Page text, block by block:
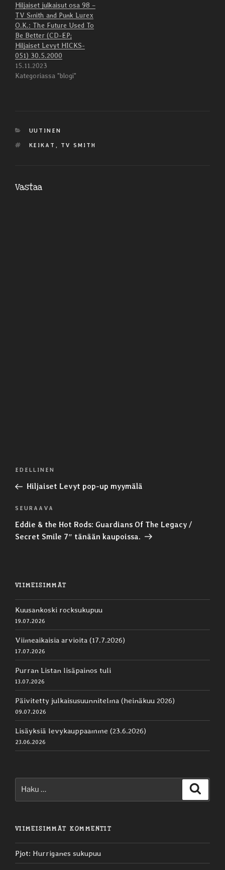
Hiljaiset julkaisut osa 98 –
TV Smith and Punk Lurex
O.K.: The Future Used To
Be Better (CD-EP;
Hiljaiset Levyt HICKS-
051) 30.5.2000
15.11.2023
Kategoriassa "blogi"
KATEGORIAT
UUTINEN
AVAINSANAT
KEIKAT , TV SMITH
Vastaa
Artikkelien
Edellinen
artikkeli
EDELLINEN
Hiljaiset Levyt pop-up myymälä
Seuraava
artikkeli
SEURAAVA
Eddie & the Hot Rods: Guardians Of The Legacy /
Secret Smile 7″ tänään kaupoissa.
VIIMEISIMMÄT
Kuusankoski rocksukupuu
19.07.2026
Viimeaikaisia arvioita (17.7.2026)
17.07.2026
Purran Listan lisäpainos tuli
13.07.2026
Päivitetty julkaisusuunnitelma (heinäkuu 2026)
09.07.2026
Lisäyksiä levykauppaamme (23.6.2026)
23.06.2026
VIIMEISIMMÄT KOMMENTIT
Pjot: Hurriganes sukupuu